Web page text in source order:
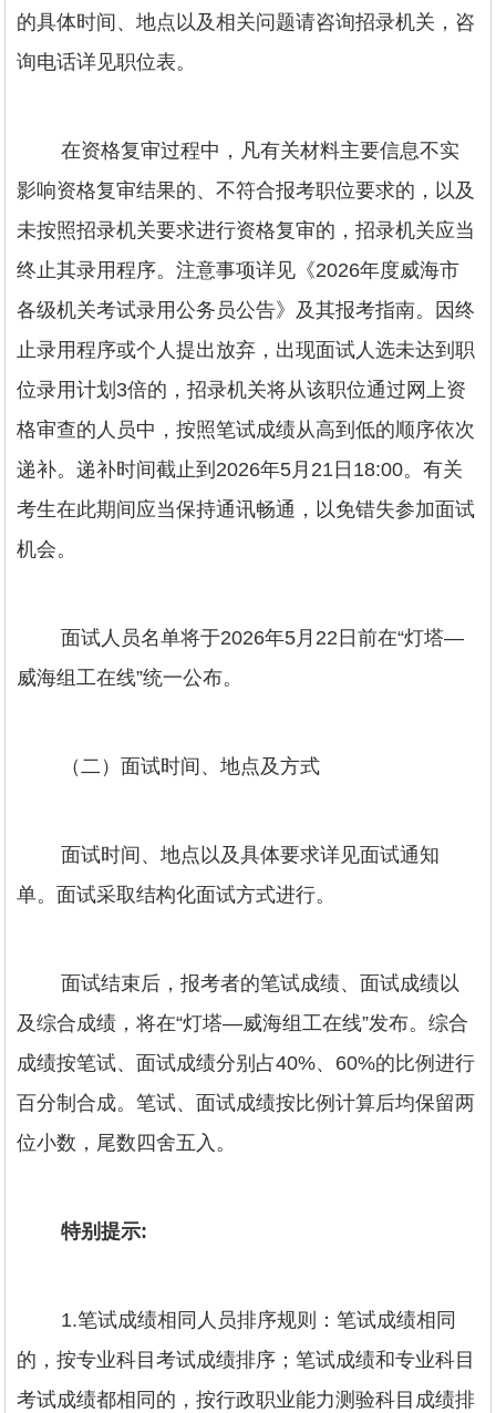
的具体时间、地点以及相关问题请咨询招录机关，咨
询电话详见职位表。
在资格复审过程中，凡有关材料主要信息不实
影响资格复审结果的、不符合报考职位要求的，以及
未按照招录机关要求进行资格复审的，招录机关应当
终止其录用程序。注意事项详见《2026年度威海市
各级机关考试录用公务员公告》及其报考指南。因终
止录用程序或个人提出放弃，出现面试人选未达到职
位录用计划3倍的，招录机关将从该职位通过网上资
格审查的人员中，按照笔试成绩从高到低的顺序依次
递补。递补时间截止到2026年5月21日18:00。有关
考生在此期间应当保持通讯畅通，以免错失参加面试
机会。
面试人员名单将于2026年5月22日前在“灯塔—
威海组工在线”统一公布。
（二）面试时间、地点及方式
面试时间、地点以及具体要求详见面试通知
单。面试采取结构化面试方式进行。
面试结束后，报考者的笔试成绩、面试成绩以
及综合成绩，将在“灯塔—威海组工在线”发布。综合
成绩按笔试、面试成绩分别占40%、60%的比例进行
百分制合成。笔试、面试成绩按比例计算后均保留两
位小数，尾数四舍五入。
特别提示:
1.笔试成绩相同人员排序规则：笔试成绩相同
的，按专业科目考试成绩排序；笔试成绩和专业科目
考试成绩都相同的，按行政职业能力测验科目成绩排